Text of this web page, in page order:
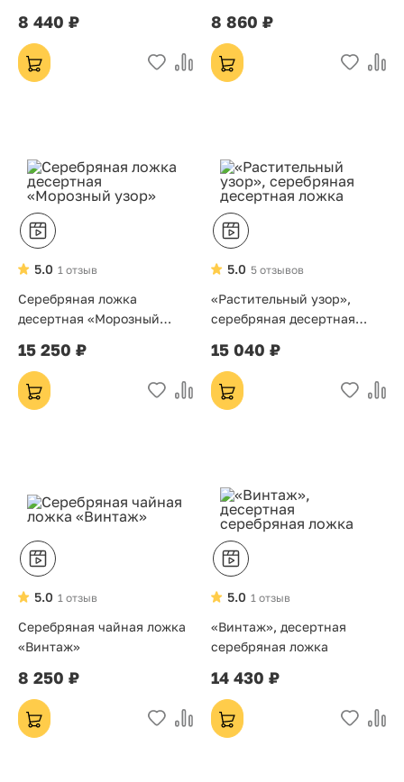
8 440 ₽ 8 860 ₽
1 отзыв
5.0
Серебряная ложка
десертная «Морозный
15 250 ₽
5 отзывов
5.0
«Растительный узор»,
серебряная десертная
15 040 ₽
1 отзыв
5.0
Серебряная чайная ложка
«Винтаж»
8 250 ₽
1 отзыв
5.0
«Винтаж», десертная
серебряная ложка
14 430 ₽